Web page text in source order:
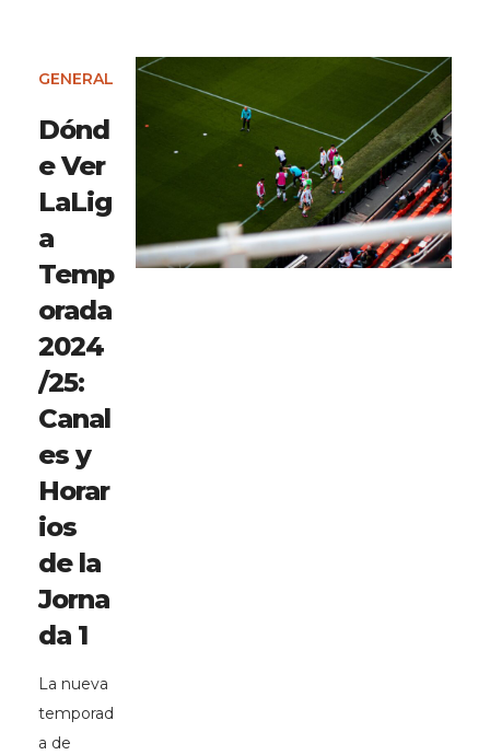
GENERAL
Dónd
e Ver
LaLig
a
Temp
orada
2024
/25:
Canal
es y
Horar
ios
de la
Jorna
da 1
La nueva
temporad
a de